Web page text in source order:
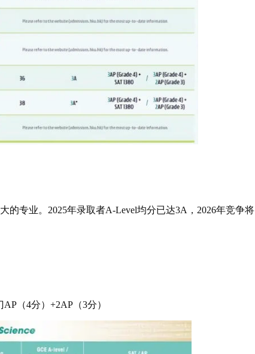
的专业。2025年录取者A-Level均分已达3A，2026年竞争将
（4分）+2AP（3分）